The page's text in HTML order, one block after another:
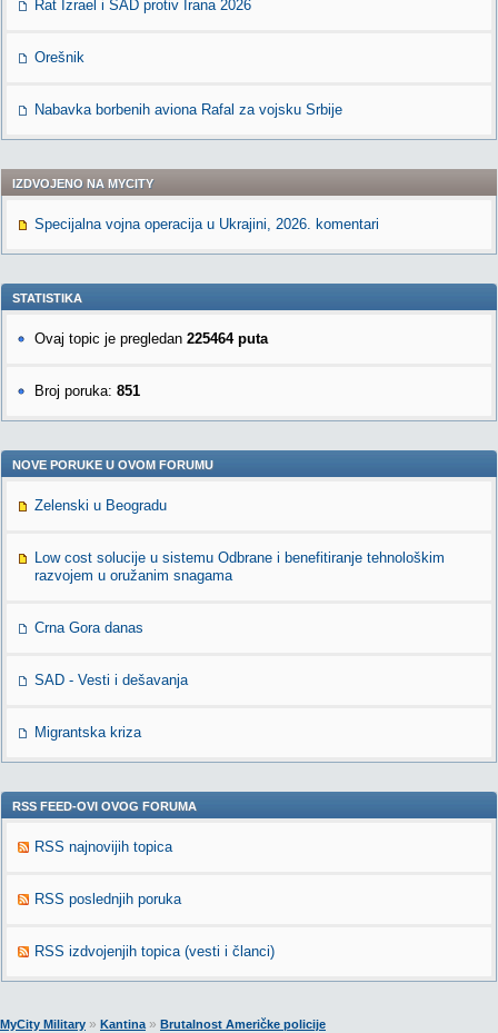
Rat Izrael i SAD protiv Irana 2026
Orešnik
Nabavka borbenih aviona Rafal za vojsku Srbije
IZDVOJENO NA MYCITY
Specijalna vojna operacija u Ukrajini, 2026. komentari
STATISTIKA
Ovaj topic je pregledan 225464 puta
Broj poruka: 851
NOVE PORUKE U OVOM FORUMU
Zelenski u Beogradu
Low cost solucije u sistemu Odbrane i benefitiranje tehnološkim
razvojem u oružanim snagama
Crna Gora danas
SAD - Vesti i dešavanja
Migrantska kriza
RSS FEED-OVI OVOG FORUMA
RSS najnovijih topica
RSS poslednjih poruka
RSS izdvojenjih topica (vesti i članci)
MyCity Military » Kantina» Brutalnost Američke policije